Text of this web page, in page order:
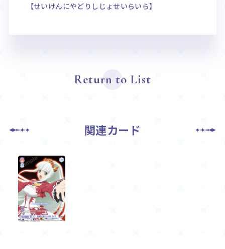
【せいけんにやどりしじょせいらいら】
Return to List
関連カード